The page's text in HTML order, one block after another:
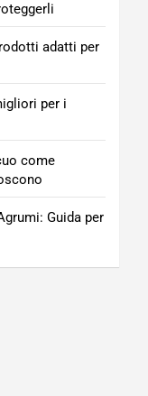
adatti per
per i
come
Guida per